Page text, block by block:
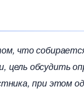
что
цель обсудить
при этом